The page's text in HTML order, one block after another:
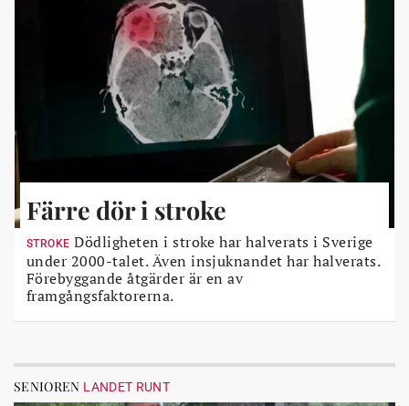
Färre dör i stroke
STROKE Dödligheten i stroke har halverats i Sverige
under 2000-talet. Även insjuknandet har halverats.
Förebyggande åtgärder är en av
framgångsfaktorerna.
SENIOREN LANDET RUNT